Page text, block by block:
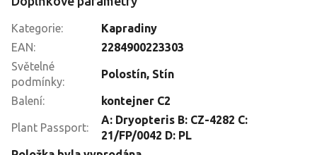
Kategorie:
Kapradiny
EAN:
2284900223303
Světelné
podmínky:
Polostín, Stín
Balení: kontejner C2
Plant Passport:
A: Dryopteris B: CZ-4282 C:
21/FP/0042 D: PL